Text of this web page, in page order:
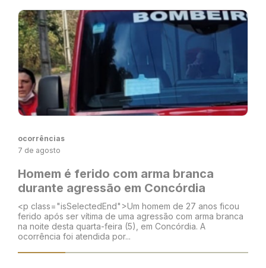
ocorrências
7 de agosto
Homem é ferido com arma branca
durante agressão em Concórdia
<p class="isSelectedEnd">Um homem de 27 anos ficou
ferido após ser vítima de uma agressão com arma branca
na noite desta quarta-feira (5), em Concórdia. A
ocorrência foi atendida por...